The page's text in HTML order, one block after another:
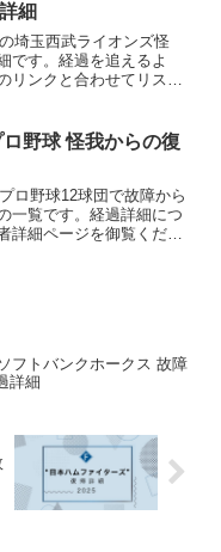
細
埼玉西武ライオンズ怪
です。経過を追えるよ
リンクと合わせてリスト
ロ野球 怪我からの復
ロ野球12球団で故障から
一覧です。経過詳細につ
詳細ページを御覧くださ
フトバンクホークス 故障
詳細